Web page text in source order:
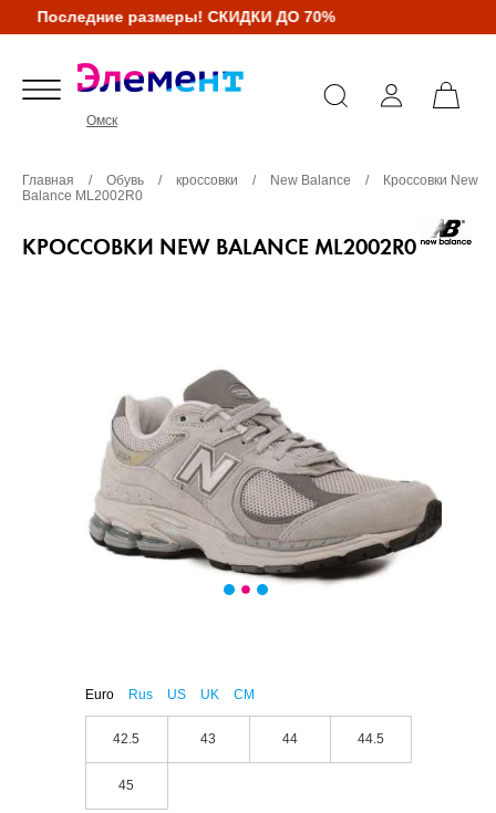
Последние размеры! СКИДКИ ДО 70%
Омск
Главная / Обувь / кроссовки / New Balance /
Кроссовки New
Balance ML2002R0
КРОССОВКИ NEW BALANCE ML2002R0
Euro Rus US UK CM
42.5 43 44 44.5
45